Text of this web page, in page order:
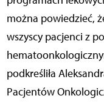
można powiedzieć,
wszyscy pacjenci z
podkreśliła
Pacjentów